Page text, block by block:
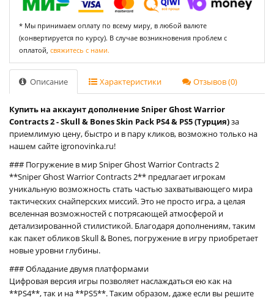
* Мы принимаем оплату по всему миру, в любой валюте
(конвертируется по курсу). В случае возникновения проблем с
оплатой, свяжитесь с нами.
Описание Характеристики Отзывов (0)
Купить на аккаунт дополнение Sniper Ghost Warrior
Contracts 2 - Skull & Bones Skin Pack PS4 & PS5 (Турция)за
приемлимую цену, быстро и в пару кликов, возможно только на
нашем сайте igronovinka.ru!
### Погружение в мир Sniper Ghost Warrior Contracts 2
**Sniper Ghost Warrior Contracts 2** предлагает игрокам
уникальную возможность стать частью захватывающего мира
тактических снайперских миссий. Это не просто игра, а целая
вселенная возможностей с потрясающей атмосферой и
детализированной стилистикой. Благодаря дополнениям, таким
как пакет обликов Skull & Bones, погружение в игру приобретает
новые уровни глубины.
### Обладание двумя платформами
Цифровая версия игры позволяет наслаждаться ею как на
**PS4**, так и на **PS5**. Таким образом, даже если вы решите